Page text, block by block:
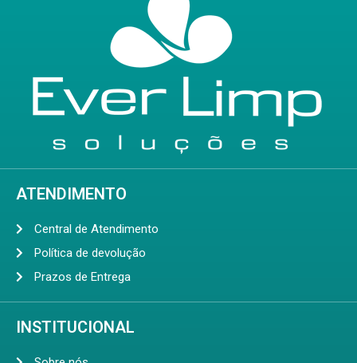
ATENDIMENTO
Central de Atendimento
Política de devolução
Prazos de Entrega
INSTITUCIONAL